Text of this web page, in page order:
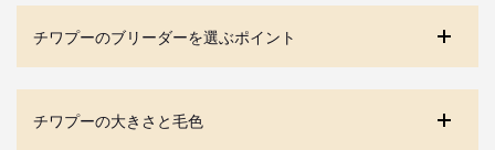
チワプーのブリーダーを選ぶポイント
チワプーの大きさと毛色